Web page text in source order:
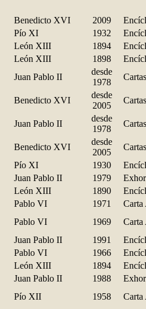
Benedicto XVI 2009
Pío XI 1932
León XIII 1894
León XIII 1898
Juan Pablo II
desde
1978
Cartas
Benedicto XVI
desde
2005
Cartas
Juan Pablo II
desde
1978
Benedicto XVI
desde
2005
Pío XI 1930
Juan Pablo II 1979
León XIII 1890
Pablo VI 1971
Carta
Pablo VI 1969
Carta
Juan Pablo II 1991
Pablo VI 1966
León XIII 1894
Juan Pablo II 1988
Pío XII 1958 Carta